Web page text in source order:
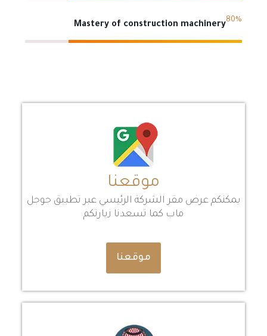
Mastery of construction machinery80%
موقعنا
يمكنكم عرض مقر الشركة الرئيسي عبر تطبيق جوجل
ماب كما تسعدنا زيارتكم
موقعنا